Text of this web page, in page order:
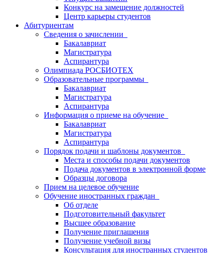
Конкурс на замещение должностей
Центр карьеры студентов
Абитуриентам
Сведения о зачислении
Бакалавриат
Магистратура
Аспирантура
Олимпиада РОСБИОТЕХ
Образовательные программы
Бакалавриат
Магистратура
Аспирантура
Информация о приеме на обучение
Бакалавриат
Магистратура
Аспирантура
Порядок подачи и шаблоны документов
Места и способы подачи документов
Подача документов в электронной форме
Образцы договора
Прием на целевое обучение
Обучение иностранных граждан
Об отделе
Подготовительный факультет
Высшее образование
Получение приглашения
Получение учебной визы
Консультация для иностранных студентов